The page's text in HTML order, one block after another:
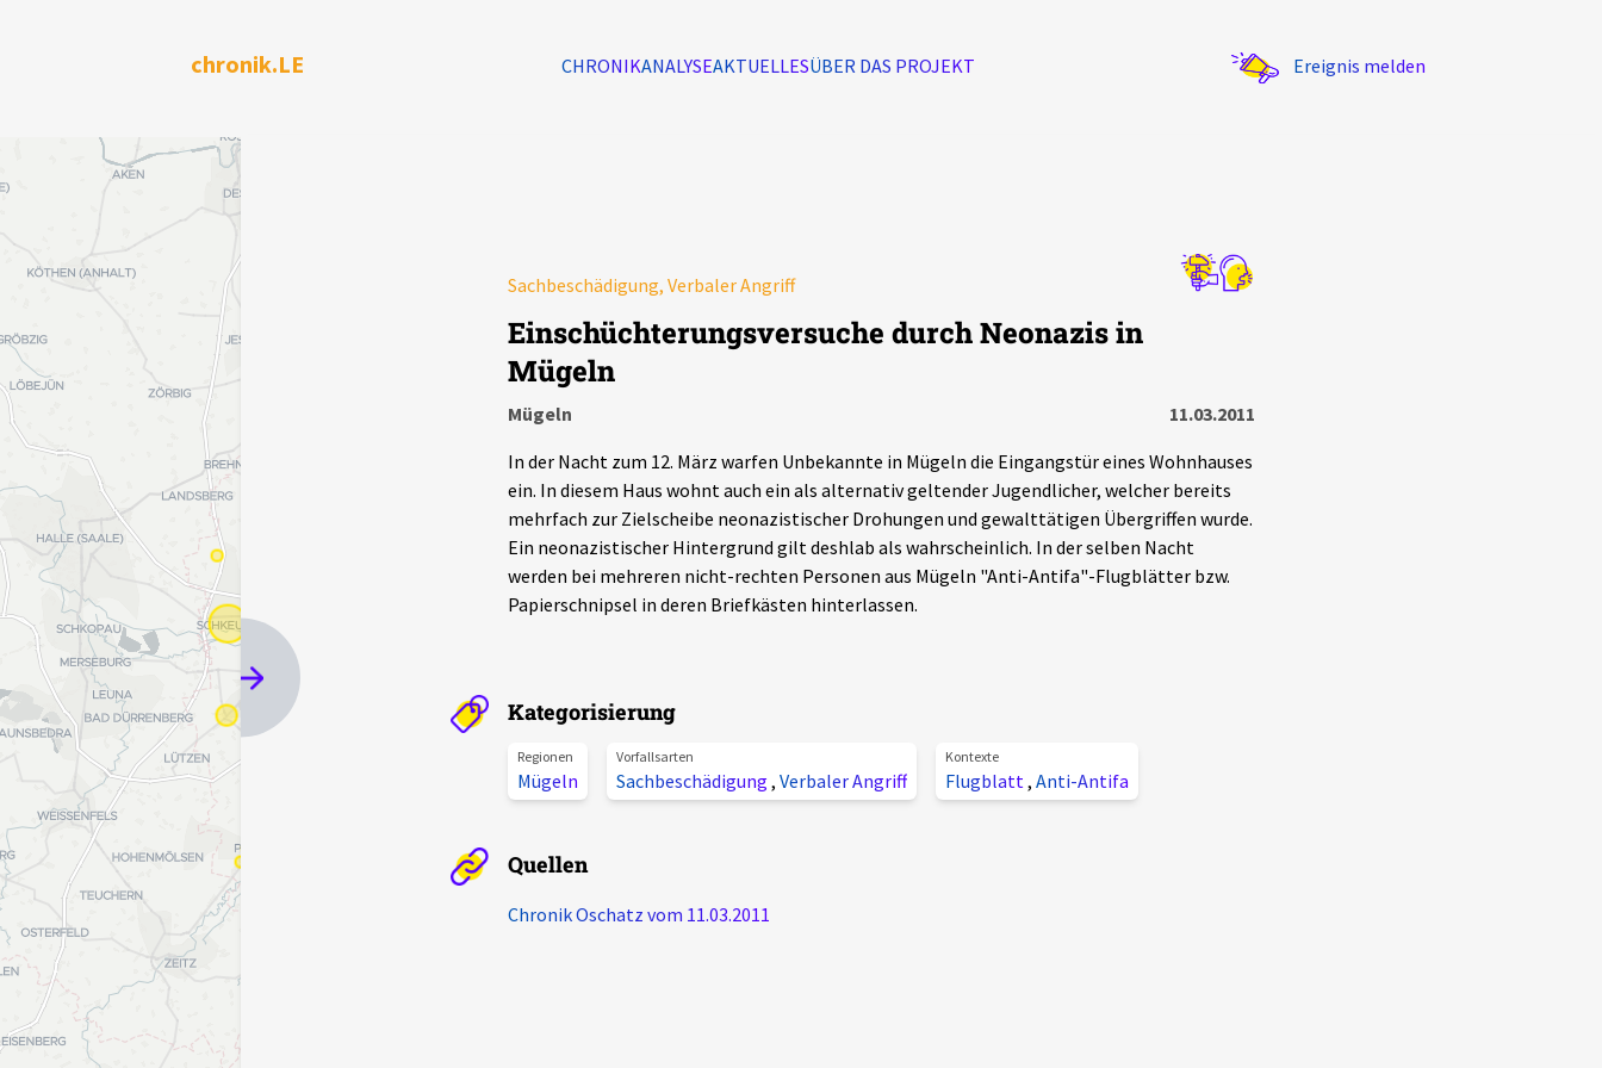
chronik.LE CHRONIKANALYSEAKTUELLESÜBER DAS PROJEKT Ereignis melden
Sachbeschädigung, Verbaler Angriff
Einschüchterungsversuche durch Neonazis in
Mügeln
Mügeln
11.03.2011
In der Nacht zum 12. März warfen Unbekannte in Mügeln die Eingangstür eines Wohnhauses
ein. In diesem Haus wohnt auch ein als alternativ geltender Jugendlicher, welcher bereits
mehrfach zur Zielscheibe neonazistischer Drohungen und gewalttätigen Übergriffen wurde.
Ein neonazistischer Hintergrund gilt deshlab als wahrscheinlich. In der selben Nacht
werden bei mehreren nicht-rechten Personen aus Mügeln "Anti-Antifa"-Flugblätter bzw.
Papierschnipsel in deren Briefkästen hinterlassen.
Kategorisierung
Regionen
Mügeln
Vorfallsarten
Sachbeschädigung , Verbaler Angriff
Kontexte
Flugblatt, Anti-Antifa
Quellen
Chronik Oschatz vom 11.03.2011
Ereignisse Statistik